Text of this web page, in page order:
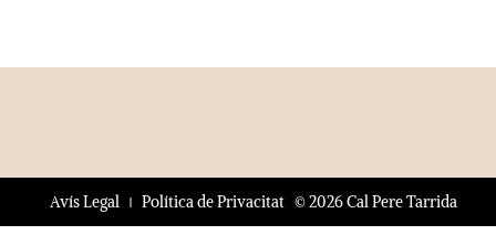
© 2026 Cal Pere Tarrida
Avís Legal Política de Privacitat